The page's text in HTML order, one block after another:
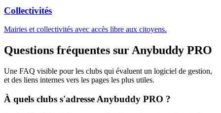
Collectivités
Mairies et collectivités avec accès libre aux citoyens.
Questions fréquentes sur Anybuddy PRO
Une FAQ visible pour les clubs qui évaluent un logiciel de gestion,
et des liens internes vers les pages les plus utiles.
À quels clubs s'adresse Anybuddy PRO ?